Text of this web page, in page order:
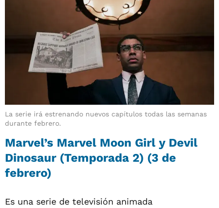
La serie irá estrenando nuevos capítulos todas las semanas
durante febrero.
Marvel’s Marvel Moon Girl y Devil
Dinosaur (Temporada 2) (3 de
febrero)
Es una serie de televisión animada